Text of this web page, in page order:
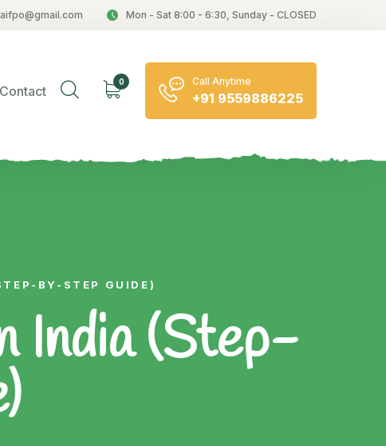
Mon - Sat 8:00 - 6:30, Sunday - CLOSED
Contact
0 Call Anytime
+91 9559886225
BY-STEP GUIDE)
India (Step-